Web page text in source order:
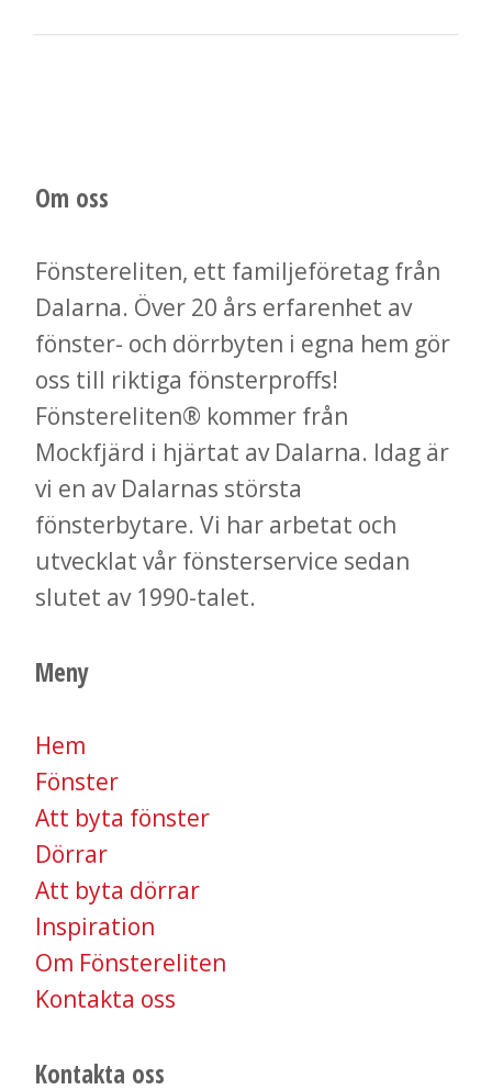
Om oss
Fönstereliten, ett familjeföretag från
Dalarna. Över 20 års erfarenhet av
fönster- och dörrbyten i egna hem gör
oss till riktiga fönsterproffs!
Fönstereliten® kommer från
Mockfjärd i hjärtat av Dalarna. Idag är
vi en av Dalarnas största
fönsterbytare. Vi har arbetat och
utvecklat vår fönsterservice sedan
slutet av 1990-talet.
Meny
Hem
Fönster
Att byta fönster
Dörrar
Att byta dörrar
Inspiration
Om Fönstereliten
​​​​​​​Kontakta oss
Kontakta oss